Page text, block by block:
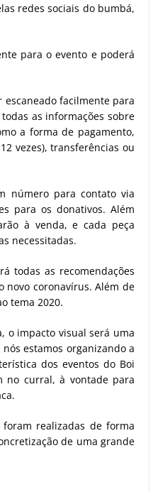
redes sociais do bumbá,
para o evento e poderá
escaneado facilmente para
as informações sobre
a forma de pagamento,
vezes), transferências ou
número para contato via
para os donativos. Além
à venda, e cada peça
necessitadas.
todas as recomendações
novo coronavírus. Além de
tema 2020.
o impacto visual será uma
estamos organizando a
dos eventos do Boi
no curral, à vontade para
realizadas de forma
de uma grande